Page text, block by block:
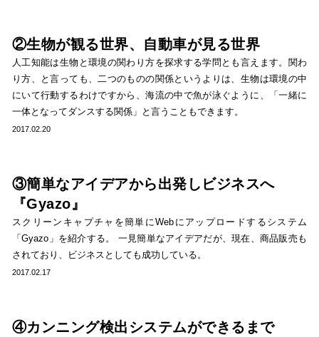
②生物が観る世界、自動車が見る世界
人工知能は生物と環境の関わり方を探求する学問とも言えます。関わ
り方、と言っても、二つのものの関係というよりは、生物は環境の中
にいて行動するわけですから、海流の中で魚が泳ぐように、「一緒に
一体となってダンスする関係」と言うこともできます。
2017.02.20
③簡単なアイデアから出発しビジネスへ
『Gyazo』
スクリーンキャプチャを簡単にWebにアップロードするシステム
「Gyazo」を紹介する。 一見簡単なアイデアだが、現在、商品販売も
されており、ビジネスとしても成功している。
2017.02.17
④カンニング検出システムができるまで